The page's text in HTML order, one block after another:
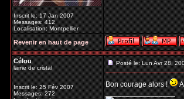
Inscrit le: 17 Jan 2007
Messages: 412
Localisation: Montpellier
Revenir en haut de page
Célou
lame de cristal
Inscrit le: 25 Fév 2007
Messages: 272
Posté le: Lun Avr 28,
Bon courage alors !
_________________